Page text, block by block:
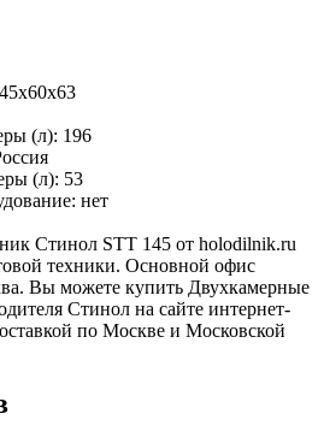
(л): 196
(л): 53
нет
Стинол STT 145 от holodilnik.ru
техники. Основной офис
Вы можете купить Двухкамерные
Стинол на сайте интернет-
по Москве и Московской